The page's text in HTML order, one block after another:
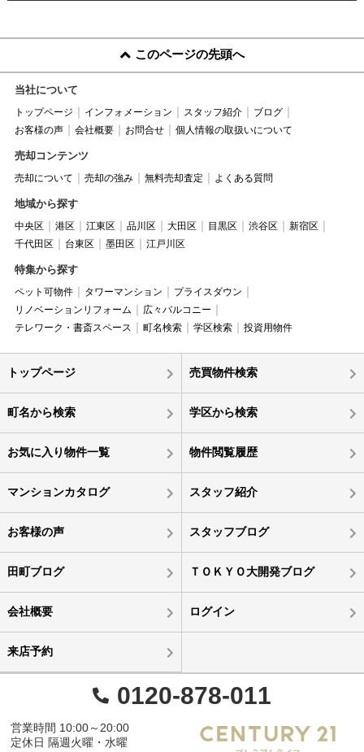
このページの先頭へ
当社について
トップページ インフォメーション スタッフ紹介
ブログ
お客様の声
会社概要 お問合せ 個人情報の取扱いについて
売却コンテンツ
売却について 売却の強み 無料売却査定 よくある質問
地域から探す
中央区 港区 江東区 品川区 大田区 目黒区 渋谷区
新宿区
千代田区
台東区 墨田区 江戸川区
特集から探す
ペット可物件 タワーマンション
プライスダウン
リノベーションリフォーム
広々バルコニー
テレワーク・書斎スペース
町名検索 学区検索 投資用物件
トップページ 売買物件検索
町名から検索 学区から検索
お気に入り物件一覧 物件閲覧履歴
マンションカタログ スタッフ紹介
お客様の声 スタッフブログ
田町ブログ ＴＯＫＹＯ大開発ブログ
会社概要 ログイン
来店予約
0120-878-011
営業時間 10:00～20:00
定休日 隔週火曜・水曜